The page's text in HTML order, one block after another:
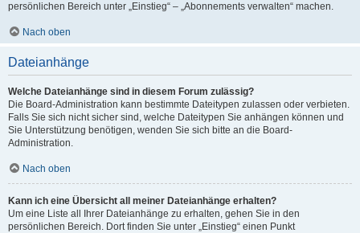
persönlichen Bereich unter „Einstieg“ – „Abonnements verwalten“ machen.
Nach oben
Dateianhänge
Welche Dateianhänge sind in diesem Forum zulässig?
Die Board-Administration kann bestimmte Dateitypen zulassen oder verbieten.
Falls Sie sich nicht sicher sind, welche Dateitypen Sie anhängen können und
Sie Unterstützung benötigen, wenden Sie sich bitte an die Board-
Administration.
Nach oben
Kann ich eine Übersicht all meiner Dateianhänge erhalten?
Um eine Liste all Ihrer Dateianhänge zu erhalten, gehen Sie in den
persönlichen Bereich. Dort finden Sie unter „Einstieg“ einen Punkt